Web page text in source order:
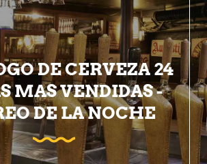
DE CERVEZA 24
MAS VENDIDAS -
DE LA NOCHE